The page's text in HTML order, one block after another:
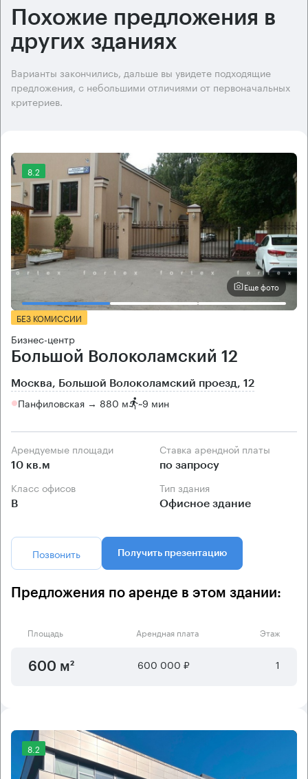
Похожие предложения в
других зданиях
Варианты закончились, дальше вы увидете подходящие
предложения, с небольшими отличиями от первоначальных
критериев.
8.2
Еще фото
БЕЗ КОМИССИИ
Бизнес-центр
Большой Волоколамский 12
Москва, Большой Волоколамский проезд, 12
Панфиловская → 880 м ~9 мин
Арендуемые площади
10 кв.м
Ставка арендной платы
по запросу
Класс офисов
B
Тип здания
Офисное здание
Позвонить Получить презентацию
Предложения по аренде в этом здании:
Площадь Арендная плата Этаж
600 м² 600 000 ₽ 1
8.2